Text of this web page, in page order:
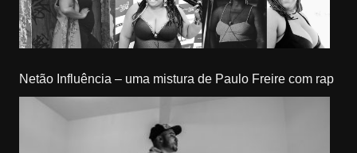
Netão Influência – uma mistura de Paulo Freire com rap